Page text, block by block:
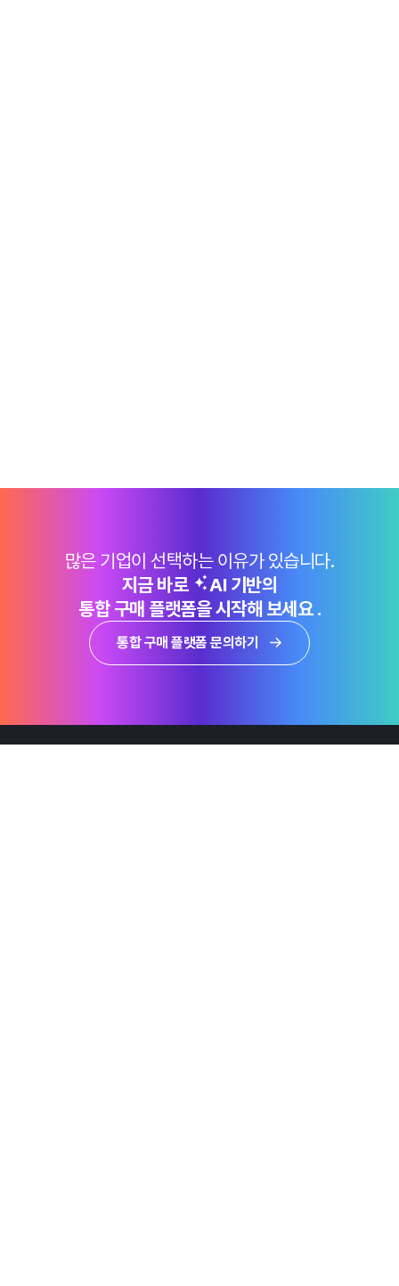
많은 기업이 선택하는 이유가 있습니다.
지금 바로
AI 기반의
통합 구매 플랫폼을 시작해 보세요 .
통합 구매 플랫폼 문의하기